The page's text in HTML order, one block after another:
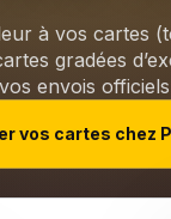
à vos cartes
gradées
envois
vos cartes chez